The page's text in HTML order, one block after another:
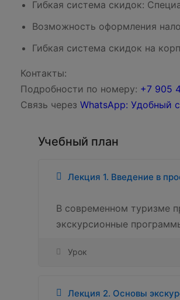
Гибкая система скидок:
Возможность оформления
Гибкая система скидок на
Контакты:
Подробности по номеру: ‪‪+7 905
Связь через WhatsApp: Удобный
Учебный план
Лекция 1. Введение в
В современном туризме
экскурсионные
Урок
Лекция 2. Основы